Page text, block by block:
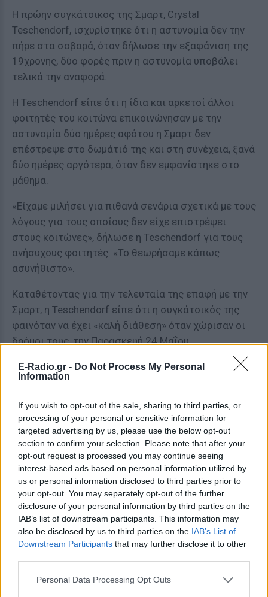
E-Radio.gr - Do Not Process My Personal
Information
If you wish to opt-out of the sale, sharing to third parties, or
processing of your personal or sensitive information for
targeted advertising by us, please use the below opt-out
section to confirm your selection. Please note that after your
opt-out request is processed you may continue seeing
interest-based ads based on personal information utilized by
us or personal information disclosed to third parties prior to
your opt-out. You may separately opt-out of the further
disclosure of your personal information by third parties on the
IAB’s list of downstream participants. This information may
also be disclosed by us to third parties on the IAB’s List of
Downstream Participants that may further disclose it to other
Personal Data Processing Opt Outs
Η πρώην συγκάτοικος της Σμαρτ, Crystal
Teschendorf, ισχυρίστηκε ότι η αστυνομία δεν την
πήρε στα σοβαρά, όταν δήλωσε την εξαφάνιση της
19χρονης, δύο φορές πριν η αστυνομία υποβάλει
τελικά την αναφορά.
Η Teschendorf είπε ότι η ίδια και αρκετοί άλλοι
φοιτητές του κοιτώνα επικοινώνησαν με την
αστυνομία δύο ημέρες αφότου η Σμαρτ δεν
επέστρεψε στο δωμάτιό της και στη συνέχεια, ξανά
δύο ημέρες αργότερα, όταν δεν εμφανίστηκε στο
μάθημα.
«Είχαμε μιλήσει για πιθανά σενάρια σχετικά με τους
λόγους για τους οποίους δεν είχε επιστρέψει
στους κοιτώνες», δήλωσε η Teschendorf για τους
ανήσυχους φοιτητές. «Το θεωρήσαμε κάπως
ασυνήθιστο».
Καταθέτοντας για την τελευταία της επαφή με την
Σμαρτ, η Teschendorf είπε ότι η συγκάτοικός της
φαινόταν να έχει «καλή διάθεση» όταν χώρισαν οι
δρόμοι τους, την Παρασκευή 24 Μαΐου.
Όταν η Teschendorf επέστρεψε στο δωμάτιό τους,
παρατήρησε ότι τα κλειδιά και τα προσωπικά
παντού μαζί της, ήταν ακόμα στο δωμάτιο
ανέγγιχτα, ενώ η συγκάτοικός της δεν ήταν
πουθενά.
Η Teschendorf δήλωσε ότι αυτό ήταν περίεργο,
διότι αν και δεν ήταν ιδιαίτερα δεμένες, η Σμαρτ
συνήθως της έλεγε αν επρόκειτο να περάσει τη
νύχτα εκτός κοιτώνα.
Τόνισε ότι η ίδια και τα άλλα κορίτσια στον
κοιτώνα άρχισαν να ανησυχούν, όταν καμία από
αυτές δεν είχε νέα της Σμαρτ και αποφάσισαν να